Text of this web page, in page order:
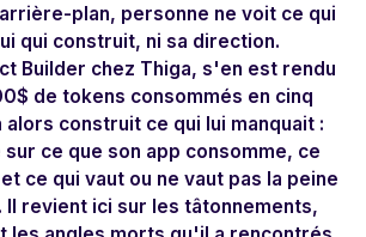
plan, personne ne voit ce qui
qui construit, ni sa direction.
Builder chez Thiga, s'en est rendu
de tokens consommés en cinq
alors construit ce qui lui manquait :
ce que son app consomme, ce
ce qui vaut ou ne vaut pas la peine
revient ici sur les tâtonnements,